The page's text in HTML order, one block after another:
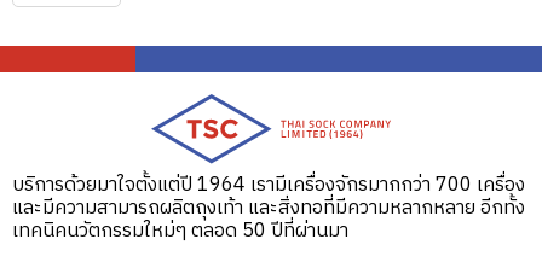
บริการด้วยมาใจตั้งแต่ปี 1964 เรามีเครื่องจักรมากกว่า 700 เครื่อง
และมีความสามารถผลิตถุงเท้า และสิ่งทอที่มีความหลากหลาย อีกทั้ง
เทคนิคนวัตกรรมใหม่ๆ ตลอด 50 ปีที่ผ่านมา